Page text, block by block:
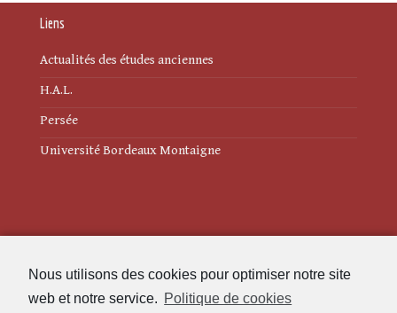
Nous utilisons des cookies pour optimiser notre site
web et notre service. Politique de cookies
Liens
Actualités des études anciennes
H.A.L.
Persée
Université Bordeaux Montaigne
Politique de cookies (UE)